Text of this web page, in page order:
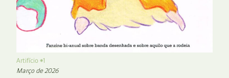
Artifício #1
Março de 2026